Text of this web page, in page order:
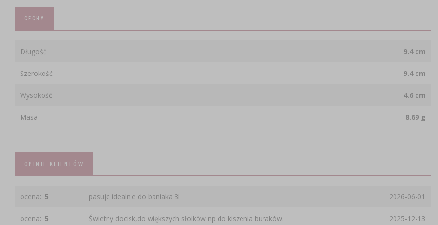
CECHY
Długość 9.4 cm
Szerokość 9.4 cm
Wysokość 4.6 cm
Masa 8.69 g
OPINIE KLIENTÓW
ocena: 5 pasuje idealnie do baniaka 3l 2026-06-01
ocena: 5 Świetny docisk,do większych słoików np do kiszenia buraków. 2025-12-13